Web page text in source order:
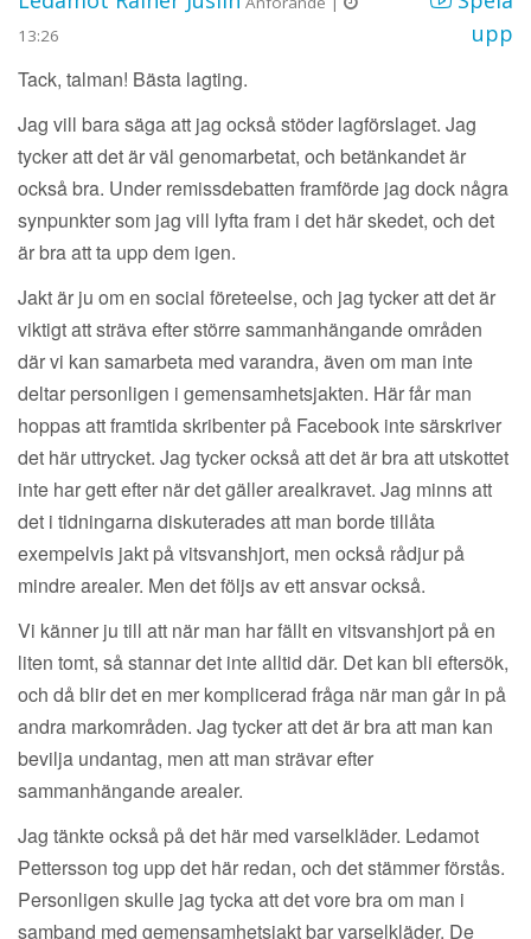
13:26
upp
Tack, talman! Bästa lagting.
Jag vill bara säga att jag också stöder lagförslaget. Jag
tycker att det är väl genomarbetat, och betänkandet är
också bra. Under remissdebatten framförde jag dock några
synpunkter som jag vill lyfta fram i det här skedet, och det
är bra att ta upp dem igen.
Jakt är ju om en social företeelse, och jag tycker att det är
viktigt att sträva efter större sammanhängande områden
där vi kan samarbeta med varandra, även om man inte
deltar personligen i gemensamhetsjakten. Här får man
hoppas att framtida skribenter på Facebook inte särskriver
det här uttrycket. Jag tycker också att det är bra att utskottet
inte har gett efter när det gäller arealkravet. Jag minns att
det i tidningarna diskuterades att man borde tillåta
exempelvis jakt på vitsvanshjort, men också rådjur på
mindre arealer. Men det följs av ett ansvar också.
Vi känner ju till att när man har fällt en vitsvanshjort på en
liten tomt, så stannar det inte alltid där. Det kan bli eftersök,
och då blir det en mer komplicerad fråga när man går in på
andra markområden. Jag tycker att det är bra att man kan
bevilja undantag, men att man strävar efter
sammanhängande arealer.
Jag tänkte också på det här med varselkläder. Ledamot
Pettersson tog upp det här redan, och det stämmer förstås.
Personligen skulle jag tycka att det vore bra om man i
samband med gemensamhetsjakt bar varselkläder. De